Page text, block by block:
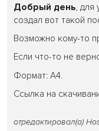
Добрый день, для
создал вот такой
Возможно кому-то
Если что-то не
Формат: A4.
Ссылка на
отредактировал(а)